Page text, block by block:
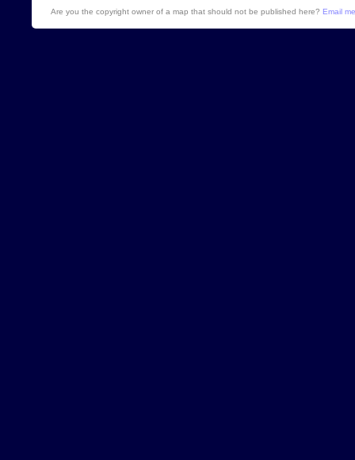
Are you the copyright owner of a map that should not be published here? Email me